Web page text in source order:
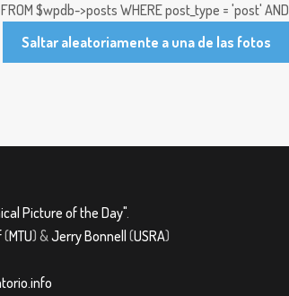
$wpdb->posts WHERE post_type = 'post' AND
Saltar aleatoriamente a una de las fotos
Picture of the Day".
(MTU) &Jerry Bonnell (USRA)